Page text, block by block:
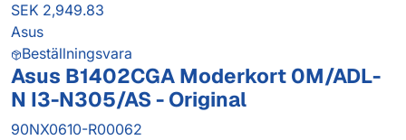
SEK 2,949.83
Asus
Beställningsvara
Asus B1402CGA Moderkort 0M/ADL-
N I3-N305/AS - Original
90NX0610-R00062